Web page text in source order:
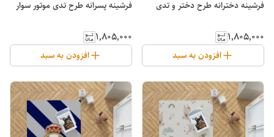
فرشینه دخترانه طرح دختر و تدی
۱٬۸۰۵٬۰۰۰
افزودن به سبد
فرشینه پسرانه طرح تدی موتور سوار
۱٬۸۰۵٬۰۰۰
افزودن به سبد